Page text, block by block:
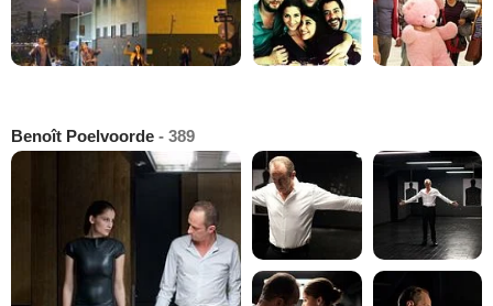
Benoît Poelvoorde - 389